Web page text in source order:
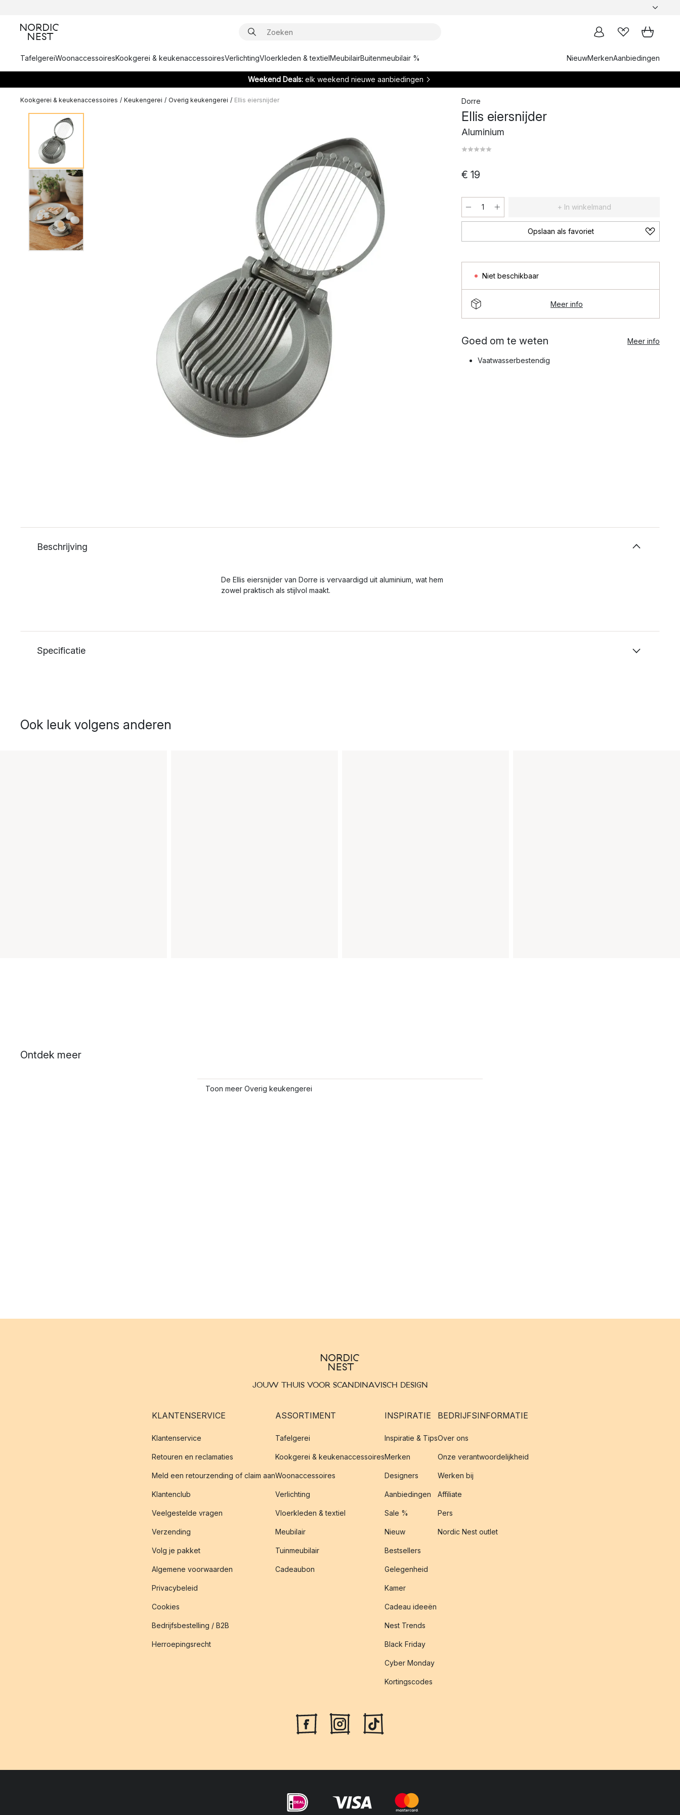
TafelgereiWoonaccessoiresKookgerei & keukenaccessoiresVerlichtingVloerkleden & textielMeubilairBuitenmeubilair % NieuwMerkenAanbiedingen
Weekend Deals: elk weekend nieuwe aanbiedingen
Kookgerei & keukenaccessoires / Keukengerei / Overig keukengerei / Ellis eiersnijder Dorre
Ellis eiersnijder
Aluminium
€ 19
+ In winkelmand
Opslaan als favoriet
Niet beschikbaar
Meer info
Goed om te weten Meer info
Vaatwasserbestendig
Beschrijving
De Ellis eiersnijder van Dorre is vervaardigd uit aluminium, wat hem
zowel praktisch als stijlvol maakt.
Specificatie
Ook leuk volgens anderen
Ontdek meer
Toon meer Overig keukengerei
JOUW THUIS VOOR SCANDINAVISCH DESIGN
KLANTENSERVICE
Klantenservice
Retouren en reclamaties
Meld een retourzending of claim aan
Klantenclub
Veelgestelde vragen
Verzending
Volg je pakket
Algemene voorwaarden
Privacybeleid
Cookies
Bedrijfsbestelling / B2B
Herroepingsrecht
ASSORTIMENT
Tafelgerei
Kookgerei & keukenaccessoires
Woonaccessoires
Verlichting
Vloerkleden & textiel
Meubilair
Tuinmeubilair
Cadeaubon
INSPIRATIE
Inspiratie & Tips
Merken
Designers
Aanbiedingen
Sale %
Nieuw
Bestsellers
Gelegenheid
Kamer
Cadeau ideeën
Nest Trends
Black Friday
Cyber Monday
Kortingscodes
BEDRIJFSINFORMATIE
Over ons
Onze verantwoordelijkheid
Werken bij
Affiliate
Pers
Nordic Nest outlet